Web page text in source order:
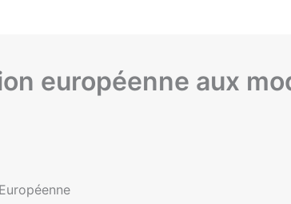
européenne aux